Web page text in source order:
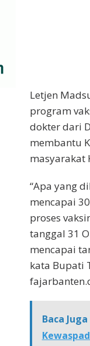
Letjen
program
dokter dari
membantu
masyarakat
“Apa yang
mencapai
proses
tanggal 31
mencapai
kata Bupati
Baca Juga